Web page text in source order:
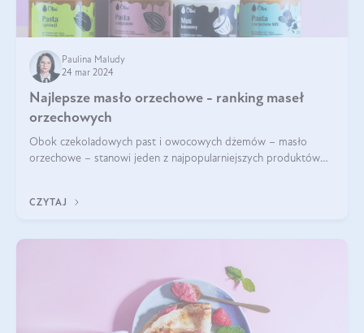
Paulina Maludy
24 mar 2024
Najlepsze masło orzechowe - ranking maseł
orzechowych
Obok czekoladowych past i owocowych dżemów – masło
orzechowe – stanowi jeden z najpopularniejszych produktów
CZYTAJ